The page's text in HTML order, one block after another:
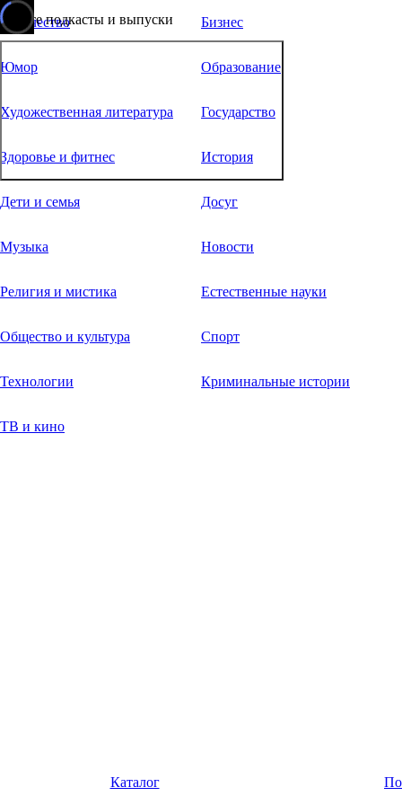
Каталог
Ищите подкасты и выпуски
Творчество Бизнес
Юмор Образование
Художественная литература Государство
Здоровье и фитнес История
Дети и семья Досуг
Музыка Новости
Религия и мистика Естественные науки
Общество и культура Спорт
Технологии Криминальные истории
ТВ и кино